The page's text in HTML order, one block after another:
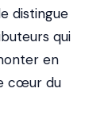
distingue
qui
en
cœur du